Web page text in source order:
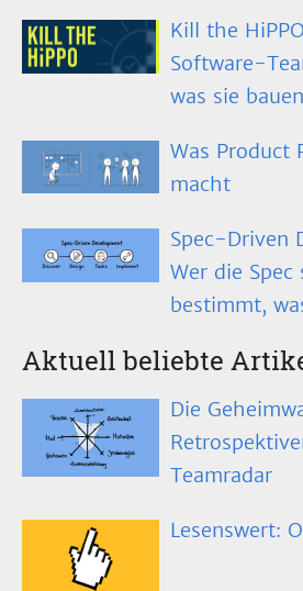
Kill the
Software-
was sie bauen
Was Product
macht
Spec-Driven
Wer die Spec
bestimmt,
Aktuell beliebte
Die
Teamradar
Lesenswert: